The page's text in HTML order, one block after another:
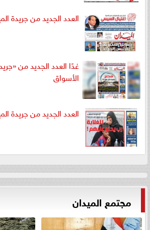
العدد الجديد من جريدة
غدًا العدد الجديد من
الأسواق
العدد الجديد من جريدة
مجتمع الميدان